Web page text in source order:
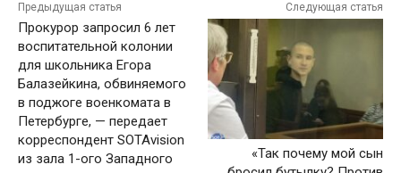
Предыдущая статья
Прокурор запросил 6 лет
воспитательной колонии
для школьника Егора
Балазейкина, обвиняемого
в поджоге военкомата в
Петербурге, — передает
корреспондент SOTAvision
из зала 1-ого Западного
Следующая статья
«Так почему мой сын